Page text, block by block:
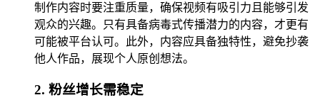
制作内容时要注重质量，确保视频有吸引力且能够引发
观众的兴趣。只有具备病毒式传播潜力的内容，才更有
可能被平台认可。此外，内容应具备独特性，避免抄袭
他人作品，展现个人原创想法。
2. 粉丝增长需稳定